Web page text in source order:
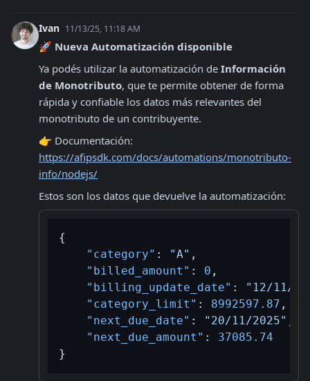
Ivan 11/13/25, 11:18 AM
🚀 Nueva Automatización disponible
Ya podés utilizar la automatización de Información
de Monotributo, que te permite obtener de forma
rápida y confiable los datos más relevantes del
monotributo de un contribuyente.
https://afipsdk.com/docs/automations/monotributo-
info/nodejs/
Estos son los datos que devuelve la automatización:
{
"category" : "A" ,
"billed_amount" : 0 ,
"billing_update_date" :
"12/11/
"category_limit" : 8992597.87 ,
"next_due_date" : "20/11/2025"
"next_due_amount" :
37085.74
}